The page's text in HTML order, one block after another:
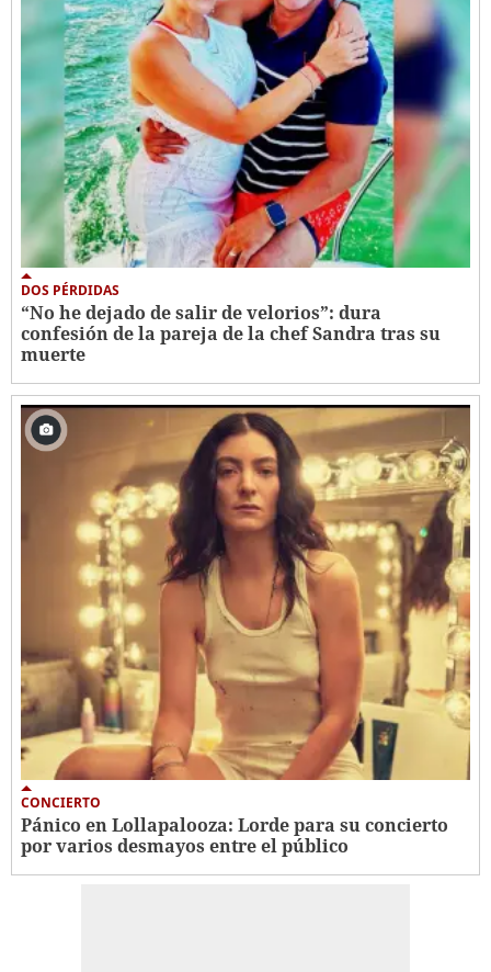
DOS PÉRDIDAS
“No he dejado de salir de velorios”: dura
confesión de la pareja de la chef Sandra tras su
muerte
CONCIERTO
Pánico en Lollapalooza: Lorde para su concierto
por varios desmayos entre el público